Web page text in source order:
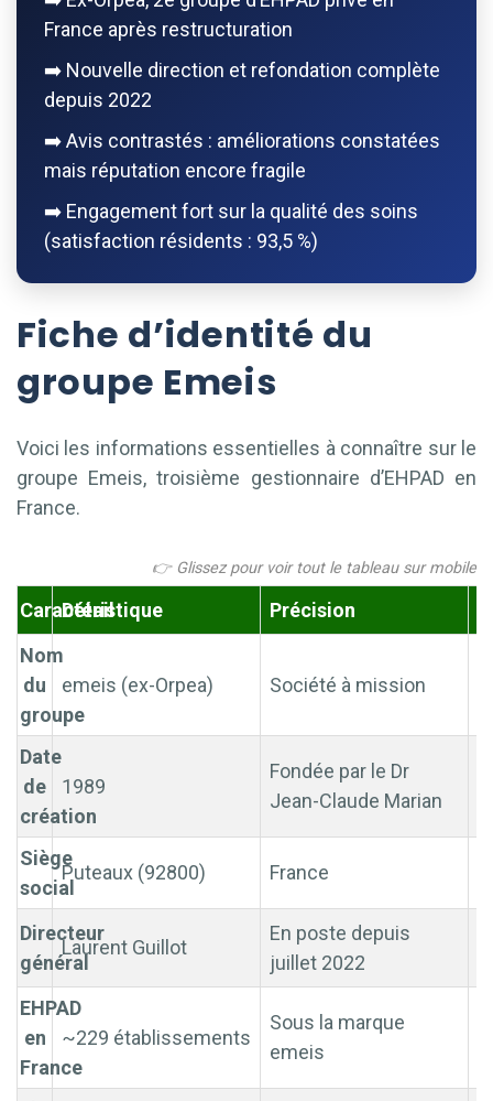
France après restructuration
➡️ Nouvelle direction et refondation complète
depuis 2022
➡️ Avis contrastés : améliorations constatées
mais réputation encore fragile
➡️ Engagement fort sur la qualité des soins
(satisfaction résidents : 93,5 %)
Fiche d’identité du
groupe Emeis
Voici les informations essentielles à connaître sur le
groupe Emeis, troisième gestionnaire d’EHPAD en
France.
Caractéristique
Détail Précision
Nom
du
groupe
emeis (ex-Orpea) Société à mission
Date
de
création
1989
Fondée par le Dr
Jean-Claude Marian
Siège
social
Puteaux (92800) France
Directeur
général
Laurent Guillot
En poste depuis
juillet 2022
EHPAD
en
France
~229 établissements
Sous la marque
emeis